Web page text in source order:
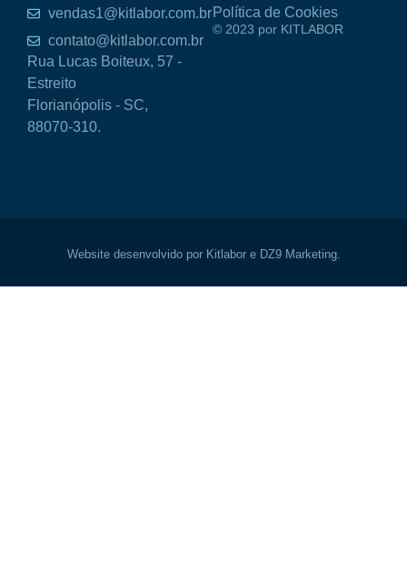
vendas1@kitlabor.com.br
contato@kitlabor.com.br
Rua Lucas Boiteux, 57 -
Estreito
Florianópolis - SC,
88070-310.
Política de Cookies
© 2023 por KITLABOR
Website desenvolvido por Kitlabor e DZ9 Marketing.